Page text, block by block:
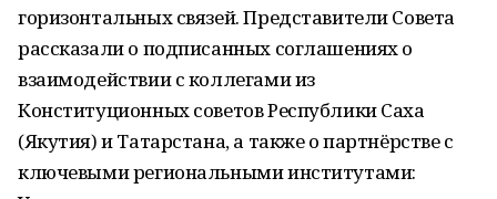
горизонтальных связей. Представители Совета
рассказали о подписанных соглашениях о
взаимодействии с коллегами из
Конституционных советов Республики Саха
(Якутия) и Татарстана, а также о партнёрстве с
ключевыми региональными институтами: